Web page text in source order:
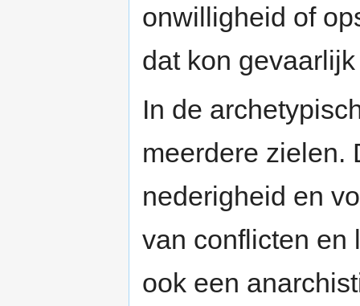
onwilligheid of
dat kon
In de
meerdere zielen.
nederigheid en
van conflicten en
ook een